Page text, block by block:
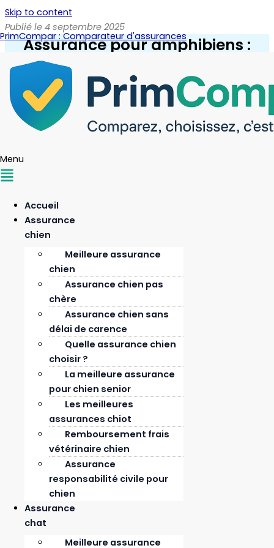
Skip to content
PrimCompar : Comparateur d'assurances
Menu
Accueil
Assurance
chien
Meilleure assurance
chien
Assurance chien pas
chère
Assurance chien sans
délai de carence
Quelle assurance chien
choisir ?
La meilleure assurance
pour chien senior
Les meilleures
assurances chiot
Remboursement frais
vétérinaire chien
Assurance
responsabilité civile pour
chien
Assurance
chat
Meilleure assurance
Publié le 4 septembre 2025
Assurance pour amphibiens :
protéger ses compagnons
aquatiques et terrestres
Les amphibiens de compagnie, tels que les axolotls,